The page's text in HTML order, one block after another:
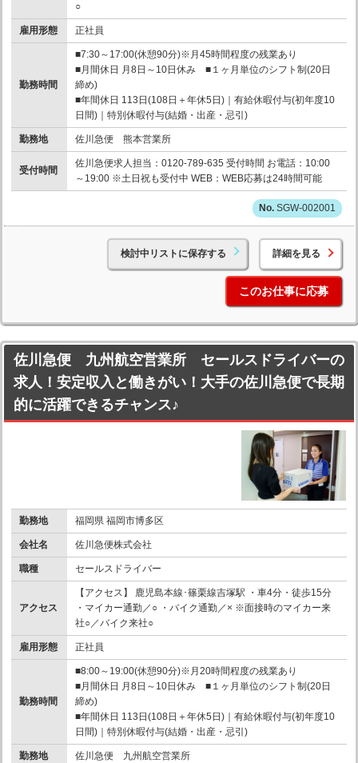
○
雇用形態 正社員
勤務時間
■7:30～17:00(休憩90分)※月45時間程度の残業あり
■月間休日 月8日～10日休み ■１ヶ月単位のシフト制(20日
締め)
■年間休日 113日(108日＋年休5日)｜有給休暇付与(初年度10
日間)｜特別休暇付与(結婚・出産・忌引)
勤務地 佐川急便 熊本営業所
受付時間
佐川急便求人担当：0120-789-635 受付時間 お電話：10:00
～19:00 ※土日祝も受付中 WEB：WEB応募は24時間可能
SGW-002001
検討中リストに保存する 詳細を見る
このお仕事に応募
佐川急便 九州航空営業所 セールスドライバーの
求人！安定収入と働きがい！大手の佐川急便で長期
的に活躍できるチャンス♪
勤務地 福岡県 福岡市博多区
会社名 佐川急便株式会社
職種 セールスドライバー
アクセス
【アクセス】 鹿児島本線･篠栗線吉塚駅 ・車4分・徒歩15分
・マイカー通勤／○ ・バイク通勤／× ※面接時のマイカー来
社○／バイク来社○
雇用形態 正社員
勤務時間
■8:00～19:00(休憩90分)※月20時間程度の残業あり
■月間休日 月8日～10日休み ■１ヶ月単位のシフト制(20日
締め)
■年間休日 113日(108日＋年休5日)｜有給休暇付与(初年度10
日間)｜特別休暇付与(結婚・出産・忌引)
勤務地 佐川急便 九州航空営業所